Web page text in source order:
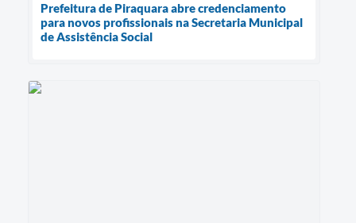
Prefeitura de Piraquara abre credenciamento
para novos profissionais na Secretaria Municipal
de Assistência Social